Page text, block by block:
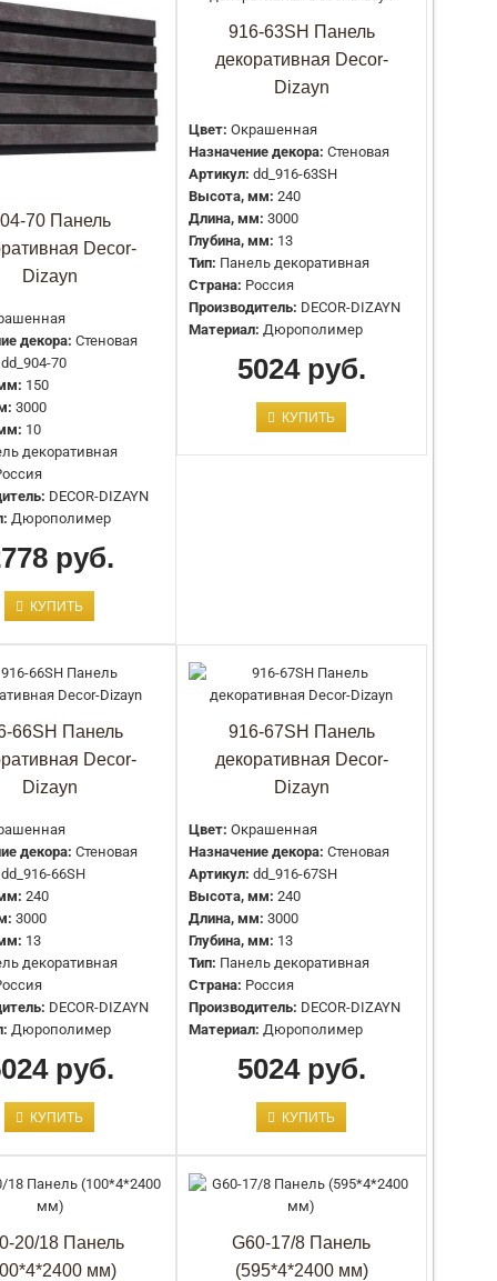
Цвет: Окрашенная
Назначение декора:
Артикул: dd_904-65SH
Высота, мм:
Длина, мм: 3000
Глубина, мм:
Панель декоративная
DECOR-DIZAYN
Материал:
Дюрополимер
Окрашенная
Назначение декора: Стеновая
Артикул: dd_904-66SH
Страна:
Россия
Материал: Дюрополимер
Назначение декора:
Высота, мм: 150
Длина, мм:
Глубина, мм:
Страна:
Производитель:
DECOR-DIZAYN
Материал:
Цвет: Окрашенная
Назначение декора: Стеновая
dd_904-69
Глубина, мм:
Панель декоративная
Страна: Россия
Производитель:
DECOR-DIZAYN
Материал:
Дюрополимер
Назначение декора: Стеновая
Артикул: dd_904-70
Глубина, мм:
Тип: Панель декоративная
70 Панель
Decor-
Dizayn
декора: Стеновая
dd_904-70
150
3000
10
декоративная
DECOR-DIZAYN
Дюрополимер
руб.
КУПИТЬ
916-63SH Панель
декоративная Decor-
Dizayn
Цвет: Окрашенная
Назначение декора: Стеновая
Артикул: dd_916-63SH
Высота, мм: 240
Длина, мм: 3000
Глубина, мм: 13
Тип: Панель декоративная
Страна: Россия
Производитель: DECOR-DIZAYN
Материал: Дюрополимер
5024 руб.
КУПИТЬ
66SH Панель
Decor-
Dizayn
декора: Стеновая
dd_916-66SH
240
3000
13
декоративная
DECOR-DIZAYN
Дюрополимер
руб.
КУПИТЬ
916-67SH Панель
декоративная Decor-
Dizayn
Цвет: Окрашенная
Назначение декора: Стеновая
Артикул: dd_916-67SH
Высота, мм: 240
Длина, мм: 3000
Глубина, мм: 13
Тип: Панель декоративная
Страна: Россия
Производитель: DECOR-DIZAYN
Материал: Дюрополимер
5024 руб.
КУПИТЬ
20/18 Панель
мм)
G60-17/8 Панель
(595*4*2400 мм)